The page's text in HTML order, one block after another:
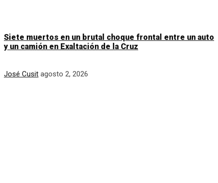
Siete muertos en un brutal choque frontal entre un auto
y un camión en Exaltación de la Cruz
José Cusit agosto 2, 2026